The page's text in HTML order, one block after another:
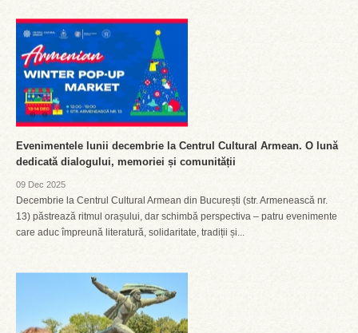
Evenimentele lunii decembrie la Centrul Cultural Armean. O lună
dedicată dialogului, memoriei și comunității
09 Dec 2025
Decembrie la Centrul Cultural Armean din București (str. Armenească nr.
13) păstrează ritmul orașului, dar schimbă perspectiva – patru evenimente
care aduc împreună literatură, solidaritate, tradiții și...